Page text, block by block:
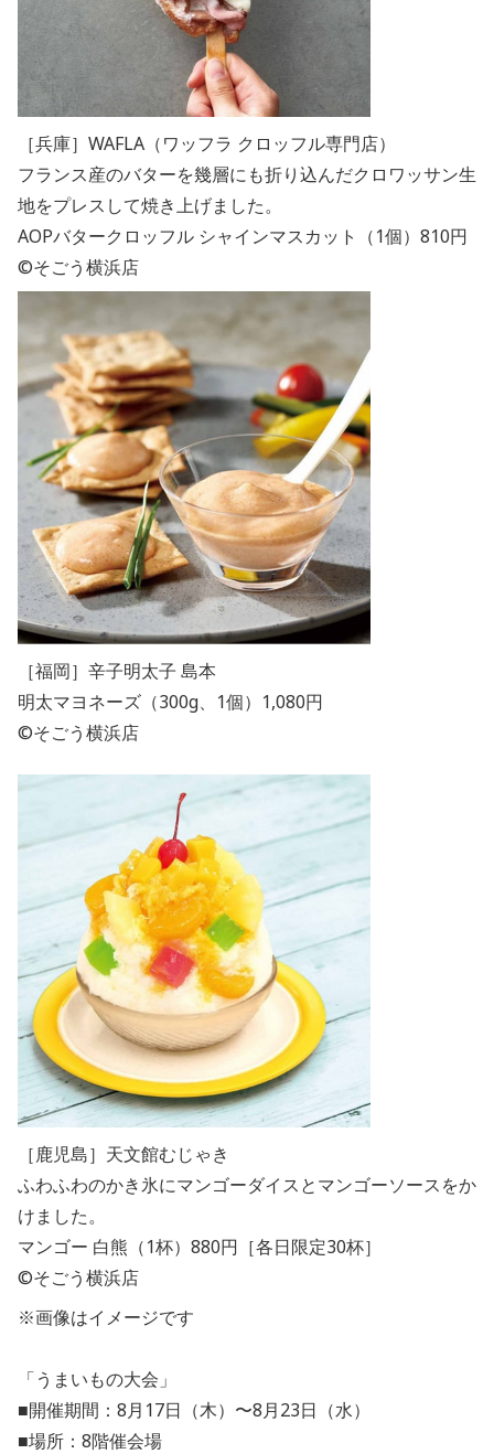
［兵庫］WAFLA（ワッフラ クロッフル専門店）
フランス産のバターを幾層にも折り込んだクロワッサン生
地をプレスして焼き上げました。
AOPバタークロッフル シャインマスカット（1個）810円
©そごう横浜店
［福岡］辛子明太子 島本
明太マヨネーズ（300g、1個）1,080円
©そごう横浜店
［鹿児島］天文館むじゃき
ふわふわのかき氷にマンゴーダイスとマンゴーソースをか
けました。
マンゴー 白熊（1杯）880円［各日限定30杯］
©そごう横浜店
※画像はイメージです
「うまいもの大会」
■開催期間：8月17日（木）〜8月23日（水）
■場所：8階催会場